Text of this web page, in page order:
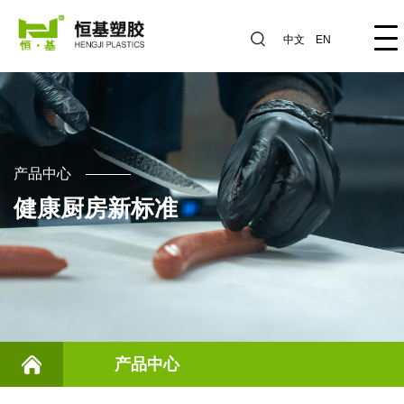
中文 EN
产品中心
健康厨房新标准
产品中心